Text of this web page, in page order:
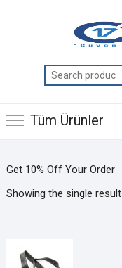
Tüm Ürünler
Get 10% Off Your Order
Showing the single result